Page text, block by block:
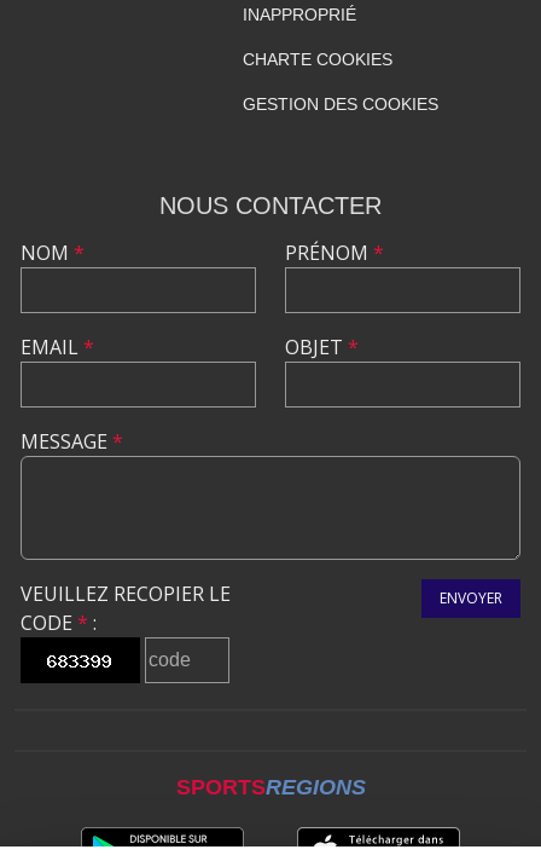
INAPPROPRIÉ
CHARTE COOKIES
GESTION DES COOKIES
NOUS CONTACTER
NOM *
EMAIL*
PRÉNOM *
OBJET *
MESSAGE *
VEUILLEZ RECOPIER LE
CODE * :
ENVOYER
SPORTSREGIONS